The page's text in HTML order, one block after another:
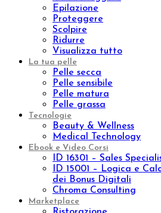
Benessere
Prodotti
Integratori
Aromaterapia
Kit
Linee
Aromatic natural oil
Aromatic sinergy
Oleum
Trattamenti
Indian Ritual
Pinda Eva
Esigenza
Nutrire
Idratare
Anti età
Effetto lifting
Purificare
Tonificare
Rigenerare